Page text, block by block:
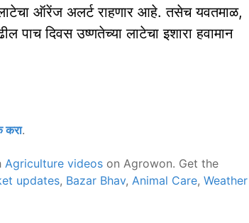
लाटेचा ऑरेंज अलर्ट राहणार आहे. तसेच यवतमाळ,
पाच दिवस उष्णतेच्या लाटेचा इशारा हवामान
करा.
Agriculture videos on Agrowon. Get the
updates, Bazar Bhav, Animal Care, Weather